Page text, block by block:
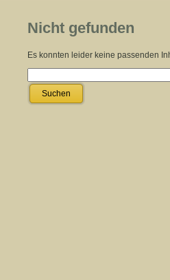
Nicht gefunden
Es konnten leider keine passenden